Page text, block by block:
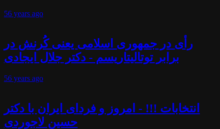
56 years ago
رأی در جمهوری اسلامی یعنی کُرنش در
برابر توتالیتاریسم - دکتر جلال ایجادی
56 years ago
انتخابات !!! - امروز و فردای ایران با دکتر
حسین لاجوردی